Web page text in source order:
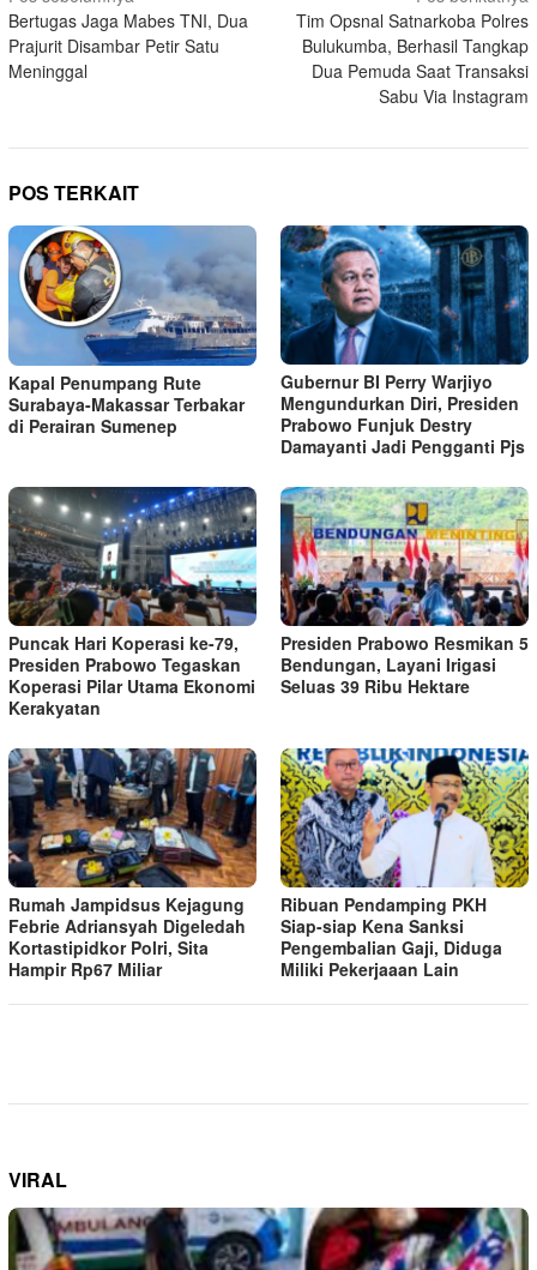
pos
Bertugas Jaga Mabes TNI, Dua
Prajurit Disambar Petir Satu
Meninggal
Tim Opsnal Satnarkoba Polres
Bulukumba, Berhasil Tangkap
Dua Pemuda Saat Transaksi
Sabu Via Instagram
POS TERKAIT
Kapal Penumpang Rute
Surabaya-Makassar Terbakar
di Perairan Sumenep
Gubernur BI Perry Warjiyo
Mengundurkan Diri, Presiden
Prabowo Funjuk Destry
Damayanti Jadi Pengganti Pjs
Puncak Hari Koperasi ke-79,
Presiden Prabowo Tegaskan
Koperasi Pilar Utama Ekonomi
Kerakyatan
Presiden Prabowo Resmikan 5
Bendungan, Layani Irigasi
Seluas 39 Ribu Hektare
Rumah Jampidsus Kejagung
Febrie Adriansyah Digeledah
Kortastipidkor Polri, Sita
Hampir Rp67 Miliar
Ribuan Pendamping PKH
Siap-siap Kena Sanksi
Pengembalian Gaji, Diduga
Miliki Pekerjaaan Lain
VIRAL